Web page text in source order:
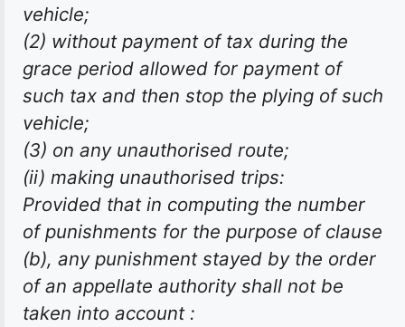
vehicle;
(2) without payment of tax during the
grace period allowed for payment of
such tax and then stop the plying of such
vehicle;
(3) on any unauthorised route;
(ii) making unauthorised trips:
Provided that in computing the number
of punishments for the purpose of clause
(b), any punishment stayed by the order
of an appellate authority shall not be
taken into account :